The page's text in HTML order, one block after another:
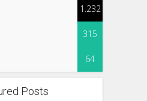
1.232
315
64
Posts